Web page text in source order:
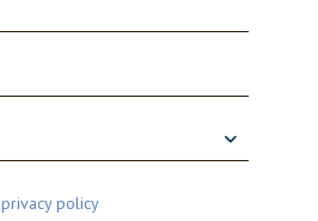
privacy policy